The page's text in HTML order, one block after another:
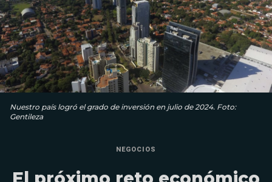
Nuestro país logró el grado de inversión en julio de 2024. Foto:
Gentileza
NEGOCIOS